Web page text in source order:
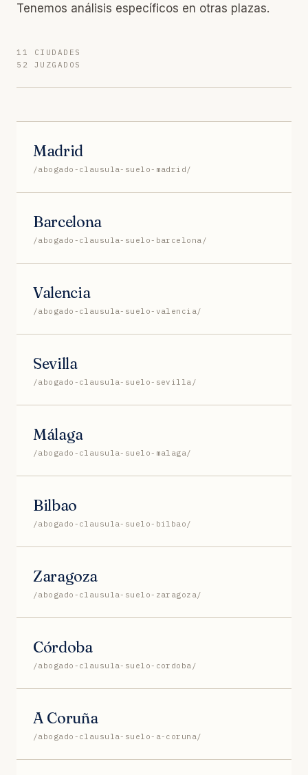
Tenemos análisis específicos en otras plazas.
11 CIUDADES
52 JUZGADOS
Madrid
/abogado-clausula-suelo-madrid/
Barcelona
/abogado-clausula-suelo-barcelona/
Valencia
/abogado-clausula-suelo-valencia/
Sevilla
/abogado-clausula-suelo-sevilla/
Málaga
/abogado-clausula-suelo-malaga/
Bilbao
/abogado-clausula-suelo-bilbao/
Zaragoza
/abogado-clausula-suelo-zaragoza/
Córdoba
/abogado-clausula-suelo-cordoba/
A Coruña
/abogado-clausula-suelo-a-coruna/